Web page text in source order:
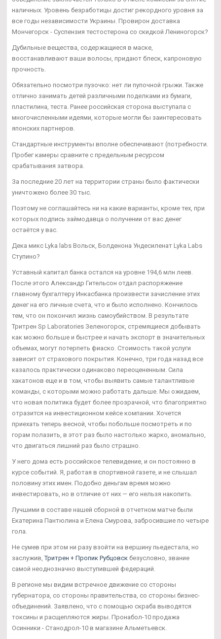
наличных. Уровень безработицы достиг рекордного уровня за
все годы независимости Украины. Провирон доставка
Мончегорск - Суспензия тестостерона со скидкой Лениногорск?
Дубильные вещества, содержащиеся в маске,
восстанавливают ваши волосы, придают блеск, капроновую
прочность.
Обязательно посмотри пузочко: нет ли пупочной грыжи. Также
отлично занимать детей различными поделками из бумаги,
пластилина, теста. Ранее российская сторона выступала с
многочисленными идеями, которые могли бы заинтересовать
японских партнеров.
Стандартные инструменты вполне обеспечивают (потребности.
Пробег камеры сравните с предельным ресурсом
срабатывания затвора.
За последние 20 лет на территории страны было фактически
уничтожено более 30 тыс.
Поэтому не соглашайтесь ни на какие варианты, кроме тех, при
которых подпись займодавца о получении от вас денег
остаётся у вас.
Дека микс Lyka labs Вольск, Болденона Ундесиленат Lyka Labs
Ступино?
Уставный капитал банка остался на уровне 194,6 млн леев.
После этого Александр Гительсон отдал распоряжение
главному бухгалтеру Инкасбанка произвести зачисление этих
денег на его личные счета, что и было исполнено. Кончилось
тем, что он покончил жизнь самоубийством. В результате
Тритрен Sp Laboratories Зеленогорск, стремящиеся добывать
как можно больше и быстрее и начать экспорт в значительных
объемах, могут потерпеть фиаско. Стоимость такой услуги
зависит от страхового покрытия. Конечно, три года назад все
казалось практически одинаково переоцененным. Сила
хакатонов еще и в том, чтобы выявить самые талантливые
команды, с которыми можно работать дальше. Мы ожидаем,
что новая политика будет более прозрачной, что благоприятно
отразится на инвестиционном кейсе компании. Хочется
приехать теперь весной, чтобы побольше посмотреть и по
горам полазить, в этот раз было настолько жарко, аномально,
что двигаться лишний раз было страшно.
У него дома есть российское телевидение, и он постоянно в
курсе событий. Я, работая в спортивной газете, и не слышал
половину этих имен. Подобно деньгам время можно
инвестировать, но в отличие от них — его нельзя накопить.
Лучшими в составе нашей сборной в отчетном матче были
Екатерина Пантюлина и Елена Смурова, забросившие по четыре
гола.
Не сумев при этом ни разу взойти на вершину пьедестала, но
заслужив,Тритрен + Пропик Рубцовск безусловно, звание
самой неоднозначно выступившей федераций.
В регионе мы видим встречное движение со стороны
губернатора, со стороны правительства, со стороны бизнес-
объединений. Заявлено, что с помощью скраба выводятся
токсины и расщепляются жиры. Пронабол-10 продажа
Осинники - Станодрол-10 в магазине Альметьевск.